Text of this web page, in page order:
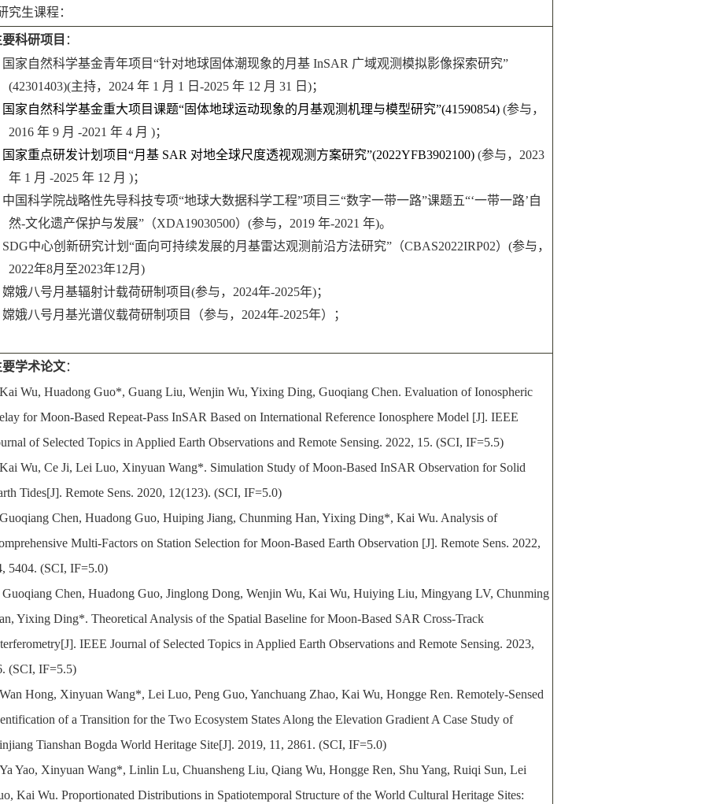
究生课程：
要科研项目 ：
国家自然科学基金青年项目“针对地球固体潮现象的月基 InSAR 广域观测模拟影像探索研究”
(42301403)(主持，2024 年 1 月 1 日-2025 年 12 月 31 日)；
国家自然科学基金重大项目课题“固体地球运动现象的月基观测机理与模型研究”(41590854) (参与，
2016 年 9 月 -2021 年 4 月 )；
国家重点研发计划项目“月基 SAR 对地全球尺度透视观测方案研究”(2022YFB3902100) (参与， 2023
年 1 月 -2025 年 12 月 )；
中国科学院战略性先导科技专项“地球大数据科学工程”项目三“数字一带一路”课题五“‘一带一路’自
然-文化遗产保护与发展”（XDA19030500）(参与， 2019 年-2021 年)。
SDG中心创新研究计划 “面向可持续发展的月基雷达观测前沿方法研究”（CBAS2022IRP02） (参与，
2022年8月至2023年12月)
嫦娥八号月基辐射计载荷研制项目(参与，2024年-2025年)；
嫦娥八号月基光谱仪载荷研制项目（参与， 2024年-2025年）；
要学术论文：
Wu, Huadong Guo*, Guang Liu, Wenjin Wu, Yixing Ding, Guoqiang Chen. Evaluation of Ionospheric
for Moon-Based Repeat-Pass InSAR Based on International Reference Ionosphere Model [J]. IEEE
of Selected Topics in Applied Earth Observations and Remote Sensing. 2022, 15. (SCI, IF=5.5)
Wu, Ce Ji, Lei Luo, Xinyuan Wang*. Simulation Study of Moon-Based InSAR Observation for Solid
Tides[J]. Remote Sens. 2020, 12(123). (SCI, IF=5.0)
Chen, Huadong Guo, Huiping Jiang, Chunming Han, Yixing Ding*, Kai Wu. Analysis of
Multi-Factors on Station Selection for Moon-Based Earth Observation [J]. Remote Sens. 2022,
5404. (SCI, IF=5.0)
Guoqiang Chen, Huadong Guo, Jinglong Dong, Wenjin Wu, Kai Wu, Huiying Liu, Mingyang LV, Chunming
Yixing Ding*. Theoretical Analysis of the Spatial Baseline for Moon-Based SAR Cross-Track
IEEE Journal of Selected Topics in Applied Earth Observations and Remote Sensing. 2023,
(SCI, IF=5.5)
Hong, Xinyuan Wang*, Lei Luo, Peng Guo, Yanchuang Zhao, Kai Wu, Hongge Ren. Remotely-Sensed
of a Transition for the Two Ecosystem States Along the Elevation Gradient A Case Study of
Tianshan Bogda World Heritage Site[J]. 2019, 11, 2861. (SCI, IF=5.0)
Yao, Xinyuan Wang*, Linlin Lu, Chuansheng Liu, Qiang Wu, Hongge Ren, Shu Yang, Ruiqi Sun, Lei
Kai Wu. Proportionated Distributions in Spatiotemporal Structure of the World Cultural Heritage Sites: